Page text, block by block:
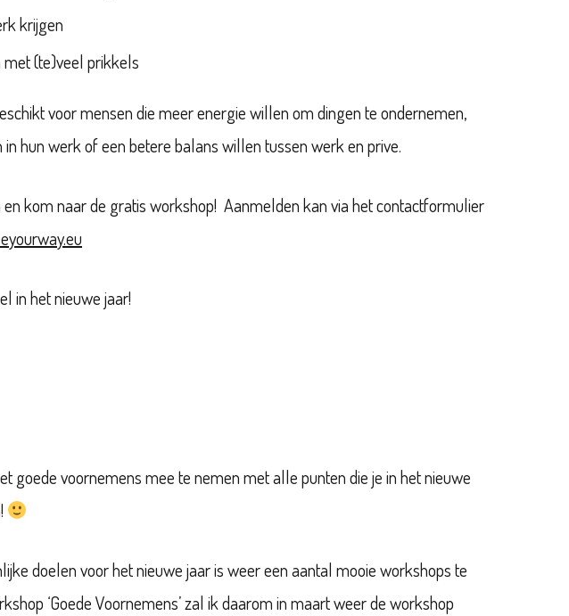
krijgen
(te)veel prikkels
voor mensen die meer energie willen om dingen te ondernemen,
hun werk of een betere balans willen tussen werk en prive.
en kom naar de gratis workshop! Aanmelden kan via het contactformulier
in het nieuwe jaar!
goede voornemens mee te nemen met alle punten die je in het nieuwe
doelen voor het nieuwe jaar is weer een aantal mooie workshops te
‘Goede Voornemens’ zal ik daarom in maart weer de workshop